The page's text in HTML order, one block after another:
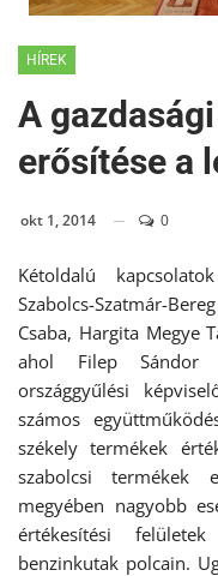
HÍREK
A
erősítése a
okt 1, 2014 0
Kétoldalú
Szabolcs-Szatmár-
Csaba, Hargita Megye
ahol Filep Sándor
országgyűlési
számos
székely termékek
szabolcsi termékek
megyében nagyobb
értékesítési
benzinkutak polcain.